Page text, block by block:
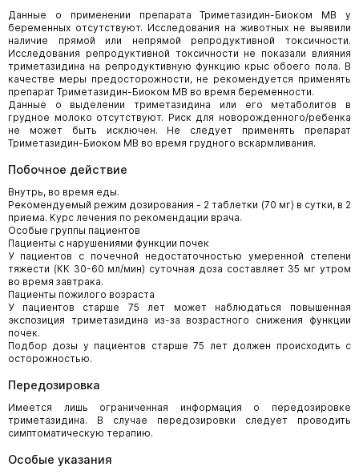
Данные о применении препарата Триметазидин-Биоком МВ у
беременных отсутствуют. Исследования на животных не выявили
наличие прямой или непрямой репродуктивной токсичности.
Исследования репродуктивной токсичности не показали влияния
триметазидина на репродуктивную функцию крыс обоего пола. В
качестве меры предосторожности, не рекомендуется применять
препарат Триметазидин-Биоком МВ во время беременности.
Данные о выделении триметазидина или его метаболитов в
грудное молоко отсутствуют. Риск для новорожденного/ребенка
не может быть исключен. Не следует применять препарат
Триметазидин-Биоком МВ во время грудного вскармливания.
Побочное действие
Внутрь, во время еды.
Рекомендуемый режим дозирования - 2 таблетки (70 мг) в сутки, в 2
приема. Курс лечения по рекомендации врача.
Особые группы пациентов
Пациенты с нарушениями функции почек
У пациентов с почечной недостаточностью умеренной степени
тяжести (КК 30-60 мл/мин) суточная доза составляет 35 мг утром
во время завтрака.
Пациенты пожилого возраста
У пациентов старше 75 лет может наблюдаться повышенная
экспозиция триметазидина из-за возрастного снижения функции
почек.
Подбор дозы у пациентов старше 75 лет должен происходить с
осторожностью.
Передозировка
Имеется лишь ограниченная информация о передозировке
триметазидина. В случае передозировки следует проводить
симптоматическую терапию.
Особые указания